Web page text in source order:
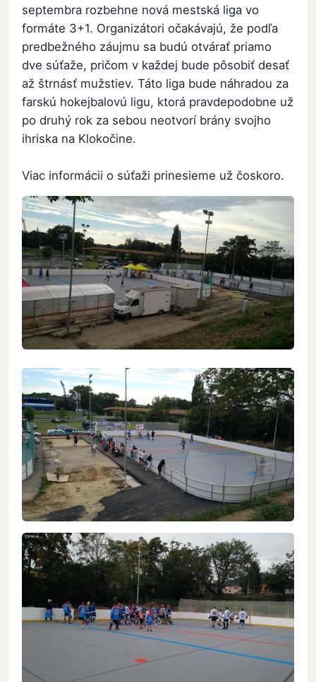
septembra rozbehne nová mestská liga vo
formáte 3+1. Organizátori očakávajú, že podľa
predbežného záujmu sa budú otvárať priamo
dve súťaže, pričom v každej bude pôsobiť desať
až štrnásť mužstiev. Táto liga bude náhradou za
farskú hokejbalovú ligu, ktorá pravdepodobne už
po druhý rok za sebou neotvorí brány svojho
ihriska na Klokočine.
Viac informácii o súťaži prinesieme už čoskoro.